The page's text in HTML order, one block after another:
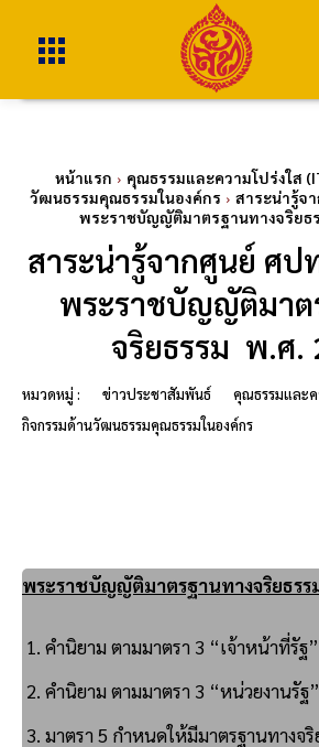
หน้าแรก คุณธรรมและความโปร่งใส
วัฒนธรรมคุณธรรมในองค์กร
สาระน่ารู้จ
พระราชบัญญัติมาตรฐานทางจริยธ
สาระน่ารู้จากศูนย์ ศป
พระราชบัญญัติมาต
จริยธรรม พ.ศ.
หมวดหมู่ : ข่าวประชาสัมพันธ์
คุณธรรมและค
กิจกรรมด้านวัฒนธรรมคุณธรรมในองค์กร
พระราชบัญญัติมาตรฐานทางจริยธร
คำนิยาม ตามมาตรา 3 “เจ้าหน้าที่รัฐ”
คำนิยาม ตามมาตรา 3 “หน่วยงานรัฐ”
มาตรา 5 กำหนดให้มีมาตรฐานทางจริ